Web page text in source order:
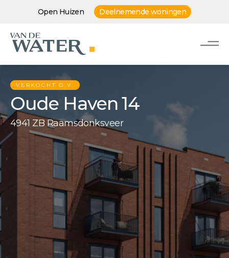
Open Huizen Deelnemende woningen
VERKOCHT O.V.
Oude Haven 14
4941 ZB Raamsdonksveer